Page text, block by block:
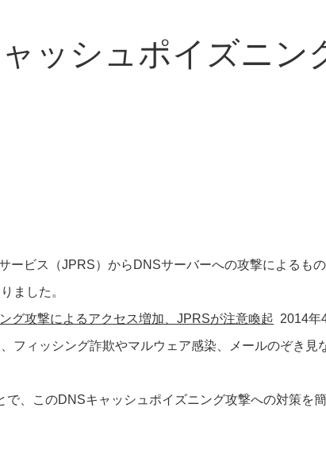
ッシュポイズニン
ービス（JPRS）からDNSサーバーへの攻撃によるも
ました。
グ攻撃によるアクセス増加、JPRSが注意喚起 2014年
フィッシング詐欺やマルウェア感染、メールのぞき見
で、このDNSキャッシュポイズニング攻撃への対策を